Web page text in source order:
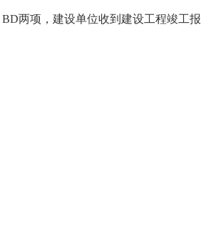
两项，建设单位收到建设工程竣工报